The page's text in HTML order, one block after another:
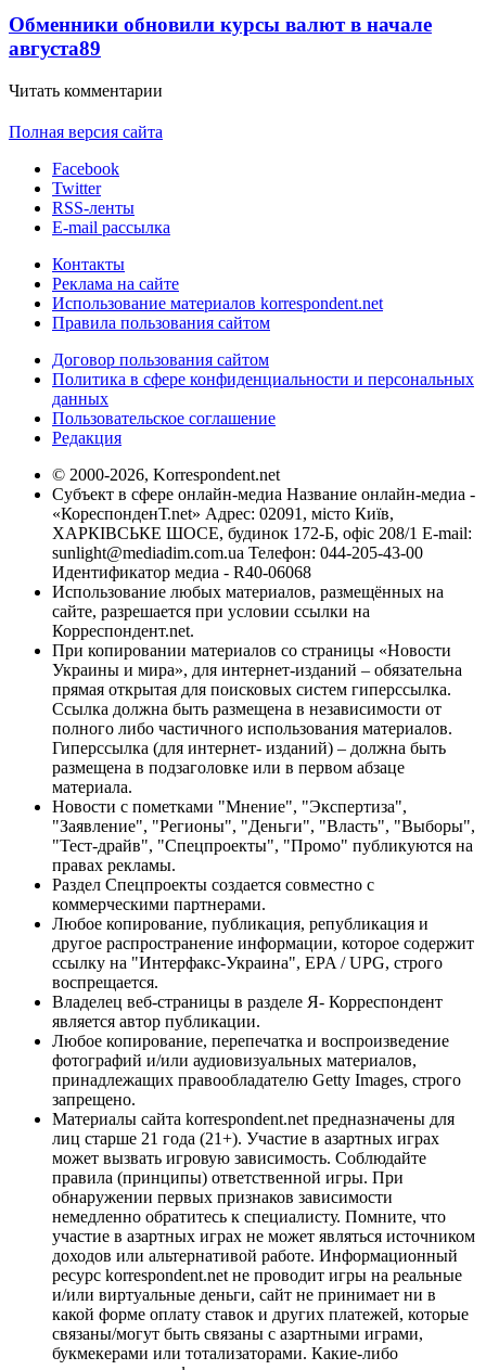
Обменники обновили курсы валют в начале
августа89
Читать комментарии
Полная версия сайта
Facebook
Twitter
RSS-ленты
E-mail рассылка
Контакты
Реклама на сайте
Использование материалов korrespondent.net
Правила пользования сайтом
Договор пользования сайтом
Политика в сфере конфиденциальности и персональных
данных
Пользовательское соглашение
Редакция
© 2000-2026, Korrespondent.net
Субъект в сфере онлайн-медиа Название онлайн-медиа -
«КореспонденТ.net» Адрес: 02091, місто Київ,
ХАРКІВСЬКЕ ШОСЕ, будинок 172-Б, офіс 208/1 E-mail:
sunlight@mediadim.com.ua Телефон: 044-205-43-00
Идентификатор медиа - R40-06068
Использование любых материалов, размещённых на
сайте, разрешается при условии ссылки на
Корреспондент.net.
При копировании материалов со страницы «Новости
Украины и мира», для интернет-изданий – обязательна
прямая открытая для поисковых систем гиперссылка.
Ссылка должна быть размещена в независимости от
полного либо частичного использования материалов.
Гиперссылка (для интернет- изданий) – должна быть
размещена в подзаголовке или в первом абзаце
материала.
Новости с пометками "Мнение", "Экспертиза",
"Заявление", "Регионы", "Деньги", "Власть", "Выборы",
"Тест-драйв", "Спецпроекты", "Промо" публикуются на
правах рекламы.
Раздел Спецпроекты создается совместно с
коммерческими партнерами.
Любое копирование, публикация, републикация и
другое распространение информации, которое содержит
ссылку на "Интерфакс-Украина", EPA / UPG, строго
воспрещается.
Владелец веб-страницы в разделе Я- Корреспондент
является автор публикации.
Любое копирование, перепечатка и воспроизведение
фотографий и/или аудиовизуальных материалов,
принадлежащих правообладателю Getty Images, строго
запрещено.
Материалы сайта korrespondent.net предназначены для
лиц старше 21 года (21+). Участие в азартных играх
может вызвать игровую зависимость. Соблюдайте
правила (принципы) ответственной игры. При
обнаружении первых признаков зависимости
немедленно обратитесь к специалисту. Помните, что
участие в азартных играх не может являться источником
доходов или альтернативой работе. Информационный
ресурс korrespondent.net не проводит игры на реальные
и/или виртуальные деньги, сайт не принимает ни в
какой форме оплату ставок и других платежей, которые
связаны/могут быть связаны с азартными играми,
букмекерами или тотализаторами. Какие-либо